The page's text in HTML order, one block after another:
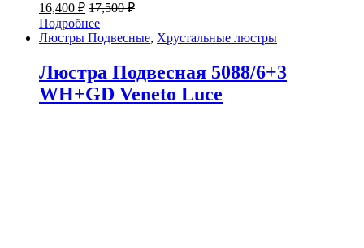
16,400 ₽ 17,500₽
Подробнее
Люстры Подвесные, Хрустальные люстры
Люстра Подвесная 5088/6+3
WH+GD Veneto Luce